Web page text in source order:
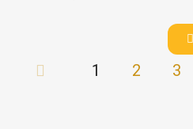
1 2 3